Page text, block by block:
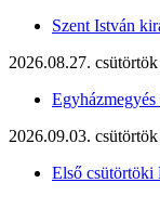
Szent István
2026.08.27. csütörtök
2026.09.03. csütörtök
Első csütörtöki